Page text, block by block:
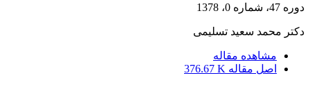
دوره 47، شماره 0، 1378
دکتر محمد سعید تسلیمی
مشاهده مقاله
اصل مقاله 376.67 K